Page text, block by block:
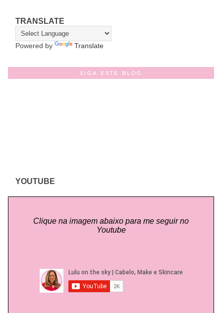
TRANSLATE
Powered by Translate
SIGA ESTE BLOG
YOUTUBE
Clique na imagem abaixo para me seguir no
Youtube